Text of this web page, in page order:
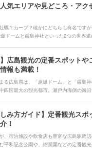
気エリアや見どころ・アク
蠣？カープ？確かにどちらも有名です
ドームと厳島神社といった2つの世界
を楽しむことができる県なんです。 自
るおすすめの旅行先です。アクティブに
県の見どころを一挙紹介したいと思いま
広島観光の定番スポットや
報も満載！
る広島県は、「原爆ドーム」と「厳島
四国最大の観光都市。瀬戸内海側の海沿
設されるなど次々と新しい施設がオー
島。今回はそんな広島で楽しめる定番観
み方ガイド】定番観光スポ
！
、宿泊施設や飲食店も豊富な広島駅周
平和記念公園や、縮景園などの定番観光